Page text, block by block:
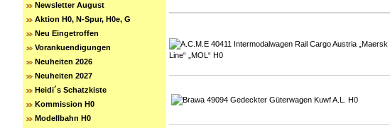
Newsletter August
Aktion H0, N-Spur, H0e, G
Neu Eingetroffen
Vorankuendigungen
Neuheiten 2026
Neuheiten 2027
Heidi´s Schatzkiste
Kommission H0
Modellbahn H0